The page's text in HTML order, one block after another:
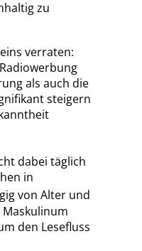
zu
verraten:
als auch die
steigern
dabei täglich
in
von Alter und
den Lesefluss